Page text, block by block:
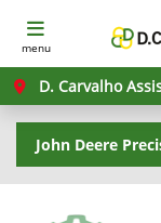
menu
D. Carvalho
John Deere